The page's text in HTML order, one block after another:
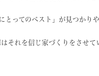
とってのベスト」 が見つかり
それを信じ家づくりをさせて